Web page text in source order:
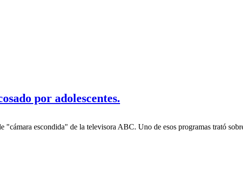
por adolescentes.
escondida" de la televisora ABC. Uno de esos programas trató